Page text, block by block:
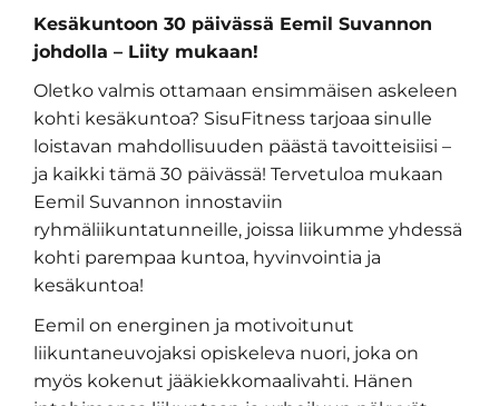
Kesäkuntoon 30 päivässä Eemil Suvannon
johdolla – Liity mukaan!
Oletko valmis ottamaan ensimmäisen askeleen
kohti kesäkuntoa? SisuFitness tarjoaa sinulle
loistavan mahdollisuuden päästä tavoitteisiisi –
ja kaikki tämä 30 päivässä! Tervetuloa mukaan
Eemil Suvannon innostaviin
ryhmäliikuntatunneille, joissa liikumme yhdessä
kohti parempaa kuntoa, hyvinvointia ja
kesäkuntoa!
Eemil on energinen ja motivoitunut
liikuntaneuvojaksi opiskeleva nuori, joka on
myös kokenut jääkiekkomaalivahti. Hänen